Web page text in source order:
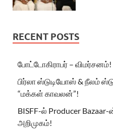
RECENT POSTS
போட்டோகிராபர் – விமர்சனம்!
பிர்லா ஸ்டுடியோஸ் & நீலம்
“மக்கள் காவலன்”!
BISFF-ல் Producer Bazaar-
அறிமுகம்!